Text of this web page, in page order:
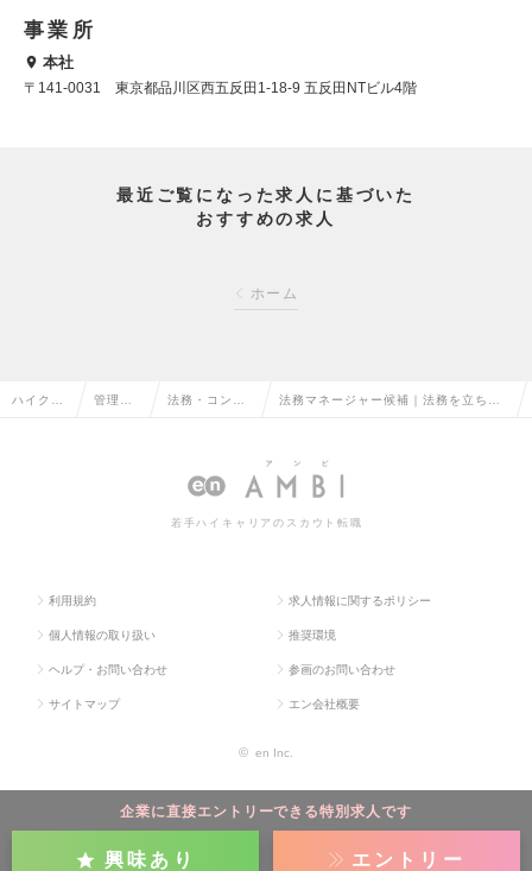
事業所
本社
〒141-0031 東京都品川区西五反田1-18-9 五反田NTビル4階
最近ご覧になった求人に基づいた
おすすめの求人
ホーム
企業に直接エントリーできる特別求人です
興味あり エントリー
ハイクラ 管理部 法務・コンプ
転職
法務マネージャー候補｜法務を立ち上
人情報
若手ハイキャリアのスカウト転職
利用規約 求人情報に関するポリシー
個人情報の取り扱い 推奨環境
ヘルプ・お問い合わせ 参画のお問い合わせ
サイトマップ エン会社概要
© en Inc.